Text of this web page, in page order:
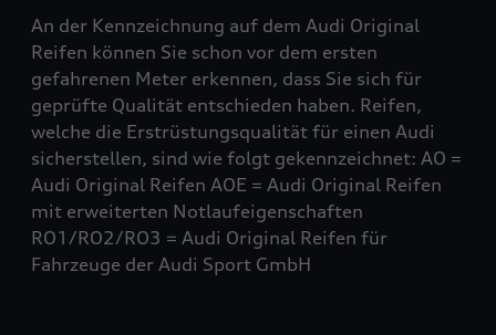
An der Kennzeichnung auf dem Audi Original
Reifen können Sie schon vor dem ersten
gefahrenen Meter erkennen, dass Sie sich für
geprüfte Qualität entschieden haben. Reifen,
welche die Erstrüstungsqualität für einen Audi
sicherstellen, sind wie folgt gekennzeichnet: AO =
Audi Original Reifen AOE = Audi Original Reifen
mit erweiterten Notlaufeigenschaften
RO1/RO2/RO3 = Audi Original Reifen für
Fahrzeuge der Audi Sport GmbH